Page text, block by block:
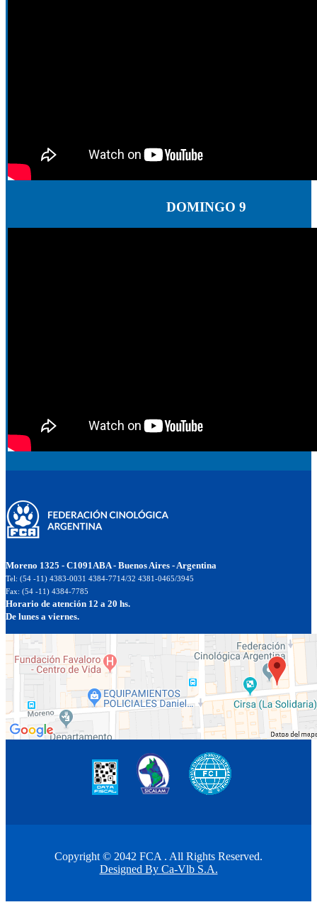
DOMINGO 9
Moreno 1325 - C1091ABA - Buenos Aires - Argentina
Tel: (54 -11) 4383-0031 4384-7714/32 4381-0465/3945
Fax: (54 -11) 4384-7785
Horario de atención 12 a 20 hs.
De lunes a viernes.
Copyright © 2042 FCA . All Rights Reserved.
Designed By Ca-Vlb S.A.